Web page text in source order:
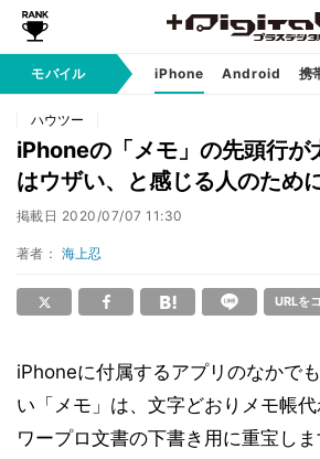
モバイル iPhone Android 携
ハウツー
iPhoneの「メモ」の先頭行が
はウザい、と感じる人のため
掲載日 2020/07/07 11:30
著者： 海上忍
URLを
iPhoneに付属するアプリのなかで
い「メモ」は、文字どおりメモ帳
ワープロ文書の下書き用に重宝し